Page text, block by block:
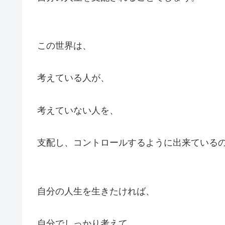
この世界は、
考えている人が、
考えていない人を、
支配し、コントロールするように出来ている
自分の人生を生きたければ、